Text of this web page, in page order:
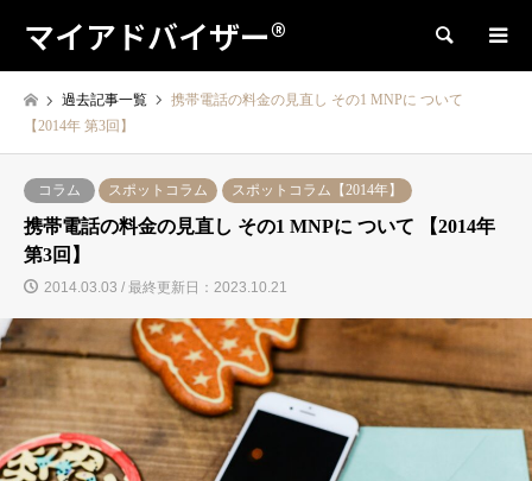
マイアドバイザー® 検索
過去記事一覧
携帯電話の料金の見直し その1 MNPに ついて
【2014年 第3回】
コラム スポットコラム スポットコラム【2014年】
携帯電話の料金の見直し その1 MNPに ついて 【2014年
第3回】
2014.03.03 / 最終更新日：2023.10.21